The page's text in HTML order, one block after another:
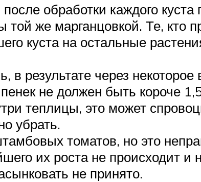
обработки каждого
же марганцовкой. Те, кто
куста на остальные
в результате через
не должен быть короче
теплицы, это может
убрать.
томатов, но это
их роста не происходит и
не принято.